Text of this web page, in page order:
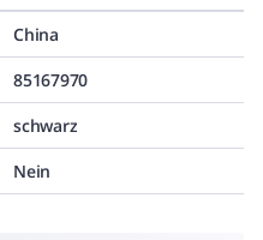
China
85167970
schwarz
Nein